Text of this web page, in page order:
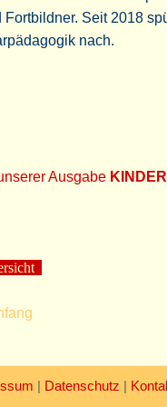
Seit 2018
nach.
Ausgabe KINDER
Datenschutz